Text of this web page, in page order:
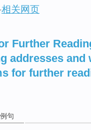
相关网页
Further
addresses and
for further
句